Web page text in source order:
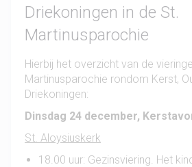
Driekoningen in de St.
Martinusparochie
Hierbij het overzicht van de
Martinusparochie rondom Kerst,
Driekoningen:
Dinsdag 24 december,
St. Aloysiuskerk
18.00 uur: Gezinsviering. Het